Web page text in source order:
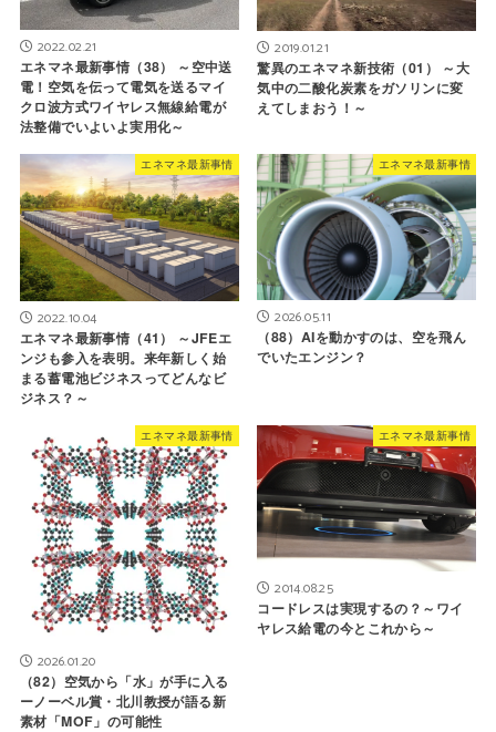
2022.02.21
エネマネ最新事情（38） ～空中送
電！空気を伝って電気を送るマイ
クロ波方式ワイヤレス無線給電が
法整備でいよいよ実用化～
2019.01.21
驚異のエネマネ新技術（01） ～大
気中の二酸化炭素をガソリンに変
えてしまおう！～
エネマネ最新事情
2022.10.04
エネマネ最新事情（41） ～JFEエ
ンジも参入を表明。来年新しく始
まる蓄電池ビジネスってどんなビ
ジネス？～
エネマネ最新事情
2026.05.11
（88）AIを動かすのは、空を飛ん
でいたエンジン？
エネマネ最新事情
2026.01.20
（82）空気から「水」が手に入る
ーノーベル賞・北川教授が語る新
素材「MOF」の可能性
エネマネ最新事情
2014.08.25
コードレスは実現するの？～ワイ
ヤレス給電の今とこれから～